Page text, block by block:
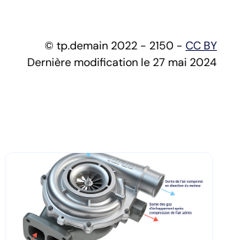
© tp.demain 2022 - 2150 - CC BY
Dernière modification le 27 mai 2024